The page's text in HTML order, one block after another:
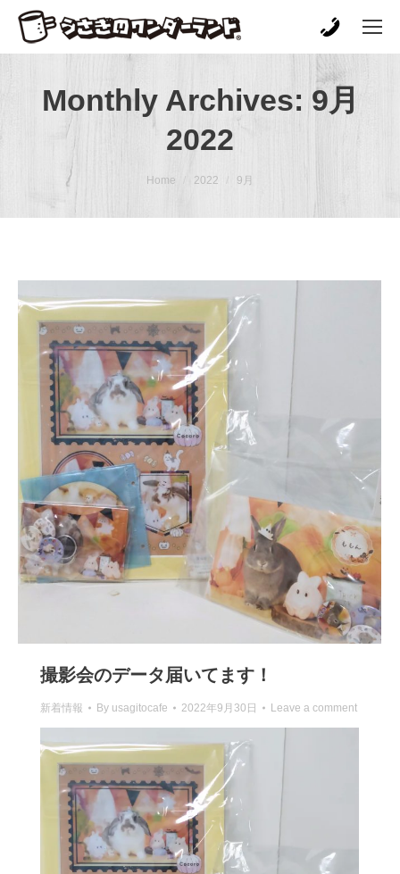
Monthly Archives: 9月
2022
You are here: Home 2022 9月
撮影会のデータ届いてます！
新着情報 By usagitocafe 2022年9月30日 Leave a comment